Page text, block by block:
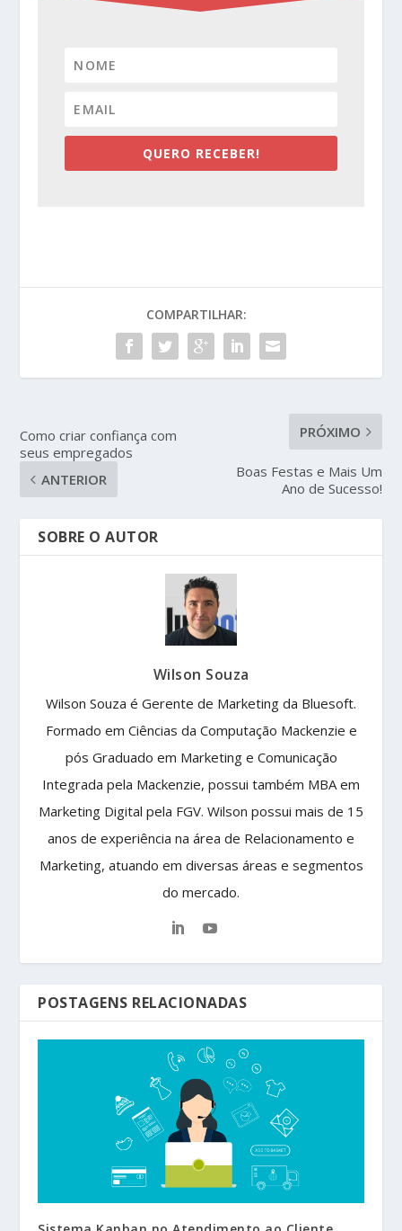
QUERO RECEBER!
COMPARTILHAR:
Como criar confiança com
seus empregados
ANTERIOR
PRÓXIMO
Boas Festas e Mais Um
Ano de Sucesso!
SOBRE O AUTOR
Wilson Souza
Wilson Souza é Gerente de Marketing da Bluesoft.
Formado em Ciências da Computação Mackenzie e
pós Graduado em Marketing e Comunicação
Integrada pela Mackenzie, possui também MBA em
Marketing Digital pela FGV. Wilson possui mais de 15
anos de experiência na área de Relacionamento e
Marketing, atuando em diversas áreas e segmentos
do mercado.
POSTAGENS RELACIONADAS